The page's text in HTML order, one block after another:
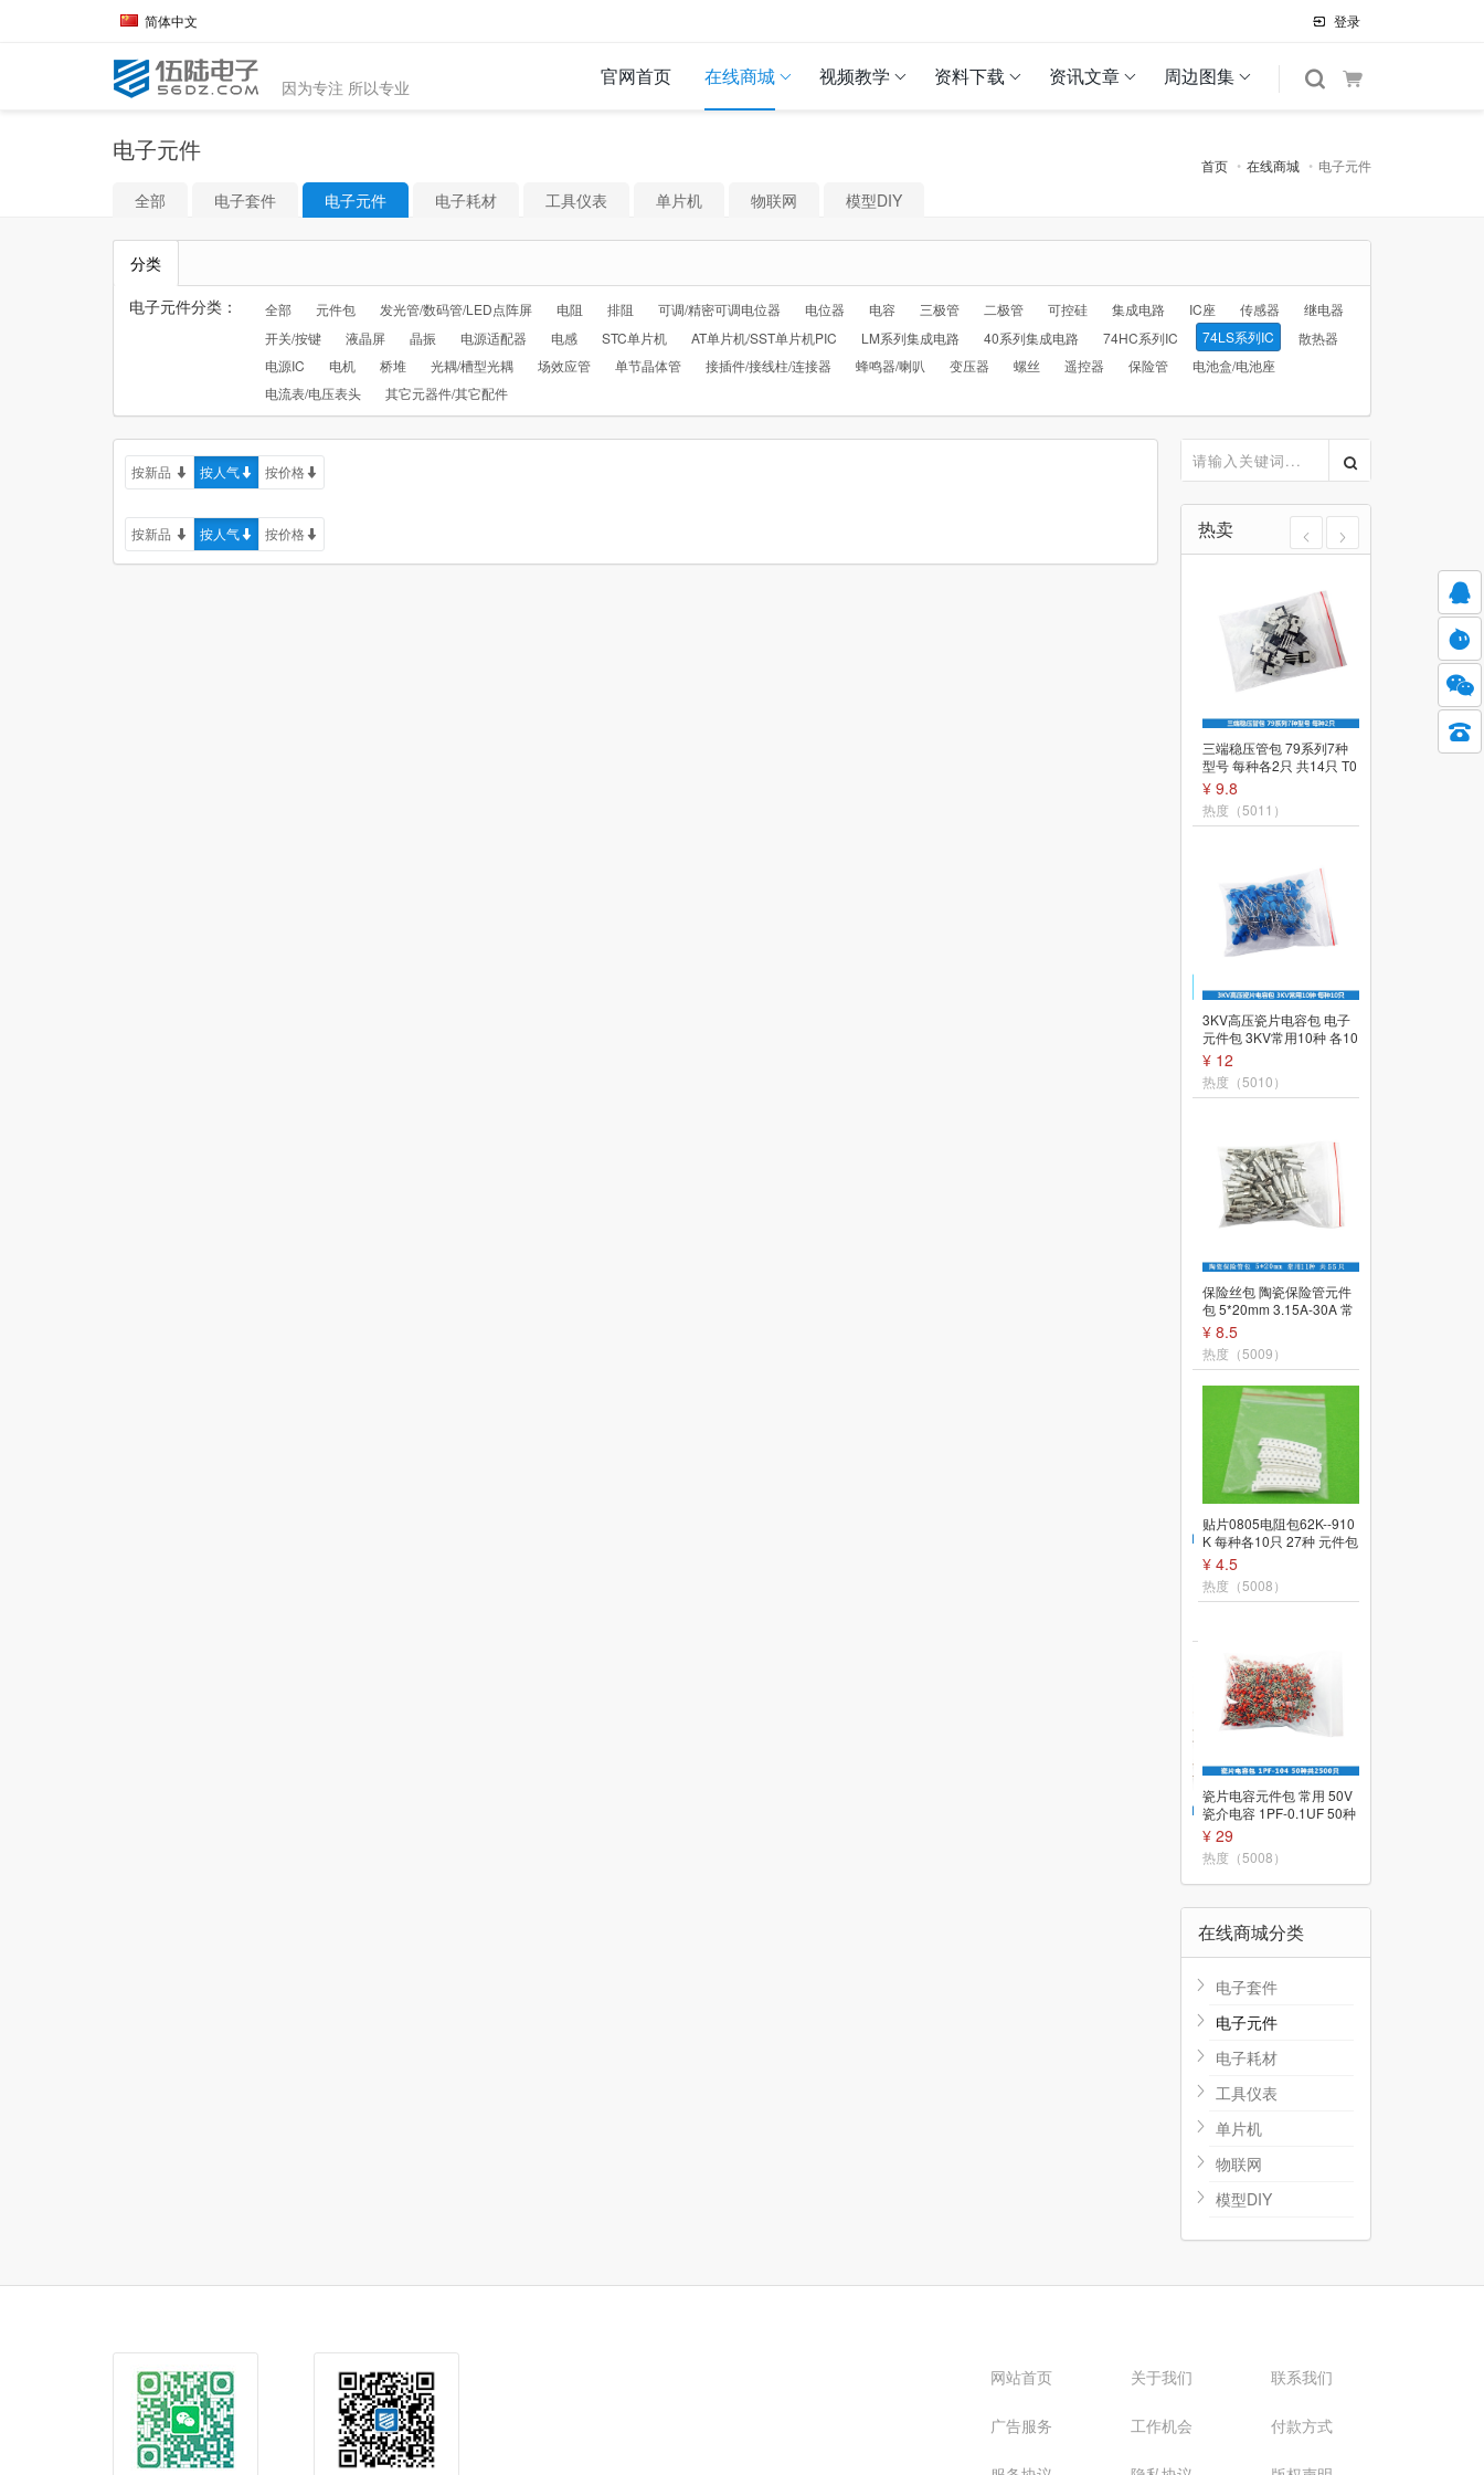
简体中文 登录
因为专注 所以专业 官网首页 在线商城 视频教学 资料下载 资讯文章 周边图集
电子元件
首页 在线商城 电子元件
全部 电子套件 电子元件 电子耗材 工具仪表 单片机 物联网 模型DIY
分类
电子元件分类：
全部 元件包 发光管/数码管/LED点阵屏 电阻 排阻 可调/精密可调电位器 电位器 电容 三极管 二极管 可控硅 集成电路 IC座 传感器
继电器
开关/按键
液晶屏 晶振 电源适配器 电感 STC单片机 AT单片机/SST单片机PIC LM系列集成电路 40系列集成电路 74HC系列IC 74LS系列IC
散热器
电源IC
电机 桥堆 光耦/槽型光耦 场效应管 单节晶体管 接插件/接线柱/连接器 蜂鸣器/喇叭 变压器 螺丝 遥控器 保险管
电池盒/电池座
电流表/电压表头
其它元器件/其它配件
按新品 按人气 按价格
按新品 按人气 按价格 热卖
三端稳压管包 79系列7种
型号 每种各2只 共14只 T0
-220封装
¥ 9.8
热度（5011）
3KV高压瓷片电容包 电子
元件包 3KV常用10种 各10
只共100只
¥ 12
热度（5010）
保险丝包 陶瓷保险管元件
包 5*20mm 3.15A-30A 常
用11种 共55只
¥ 8.5
热度（5009）
贴片0805电阻包62K--910
K 每种各10只 27种 元件包
常用电阻
¥ 4.5
热度（5008）
瓷片电容元件包 常用 50V
瓷介电容 1PF-0.1UF 50种
共2500只
¥ 29
热度（5008）
在线商城分类
电子套件
电子元件
电子耗材
工具仪表
单片机
物联网
模型DIY
网站首页 关于我们 联系我们
广告服务 工作机会 付款方式